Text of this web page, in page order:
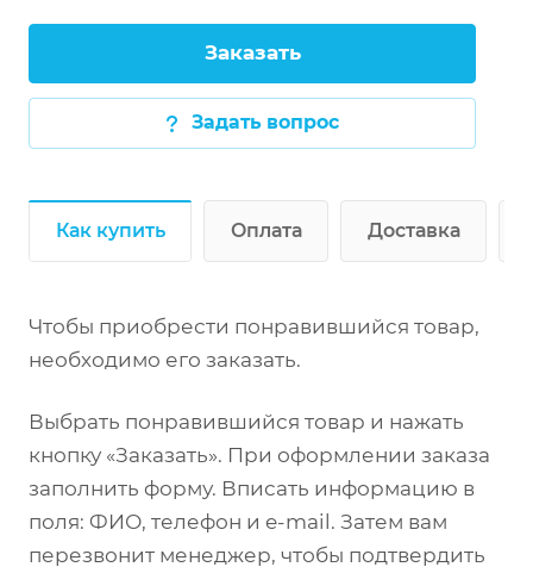
Заказать
Задать вопрос
Как купить Оплата Доставка
Чтобы приобрести понравившийся товар,
необходимо его заказать.
Выбрать понравившийся товар и нажать
кнопку «Заказать». При оформлении заказа
заполнить форму. Вписать информацию в
поля: ФИО, телефон и e-mail. Затем вам
перезвонит менеджер, чтобы подтвердить